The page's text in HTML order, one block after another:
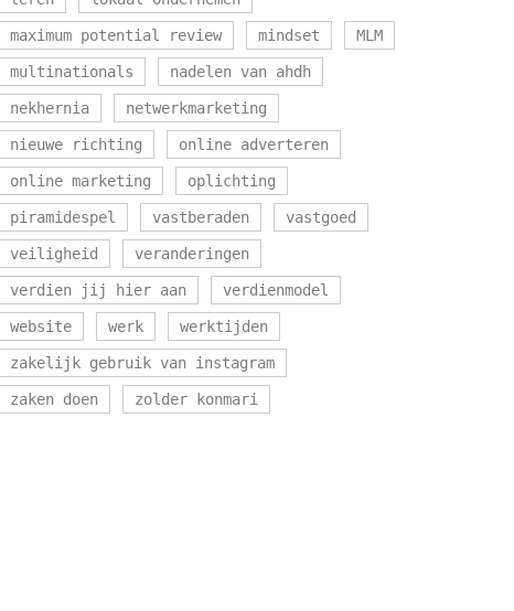
maximum potential review mindset MLM
multinationals nadelen van ahdh
nekhernia netwerkmarketing
nieuwe richting online adverteren
online marketing oplichting
piramidespel vastberaden vastgoed
veiligheid veranderingen
verdien jij hier aan verdienmodel
website werk werktijden
zakelijk gebruik van instagram
zaken doen zolder konmari